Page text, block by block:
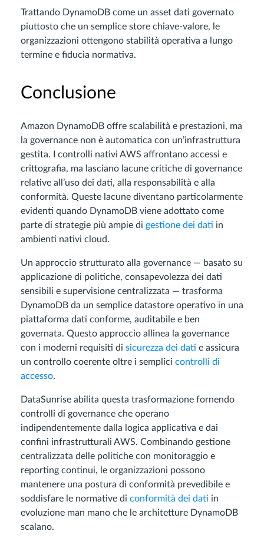
Trattando DynamoDB come un asset dati governato
piuttosto che un semplice store chiave-valore, le
organizzazioni ottengono stabilità operativa a lungo
termine e fiducia normativa.
Conclusione
Amazon DynamoDB offre scalabilità e prestazioni, ma
la governance non è automatica con un’infrastruttura
gestita. I controlli nativi AWS affrontano accessi e
crittografia, ma lasciano lacune critiche di governance
relative all’uso dei dati, alla responsabilità e alla
conformità. Queste lacune diventano particolarmente
evidenti quando DynamoDB viene adottato come
parte di strategie più ampie di gestione dei dati in
ambienti nativi cloud.
Un approccio strutturato alla governance — basato su
applicazione di politiche, consapevolezza dei dati
sensibili e supervisione centralizzata — trasforma
DynamoDB da un semplice datastore operativo in una
piattaforma dati conforme, auditabile e ben
governata. Questo approccio allinea la governance
con i moderni requisiti di sicurezza dei dati e assicura
un controllo coerente oltre i semplici controlli di
accesso.
DataSunrise abilita questa trasformazione fornendo
controlli di governance che operano
indipendentemente dalla logica applicativa e dai
confini infrastrutturali AWS. Combinando gestione
centralizzata delle politiche con monitoraggio e
reporting continui, le organizzazioni possono
mantenere una postura di conformità prevedibile e
soddisfare le normative di conformità dei dati in
evoluzione man mano che le architetture DynamoDB
scalano.